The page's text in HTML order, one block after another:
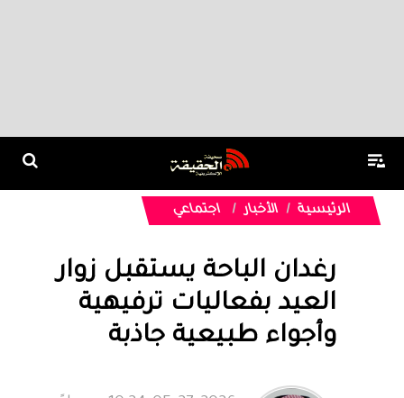
الرئيسية الأخبار اجتماعي
رغدان الباحة يستقبل زوار
العيد بفعاليات ترفيهية
وأجواء طبيعية جاذبة